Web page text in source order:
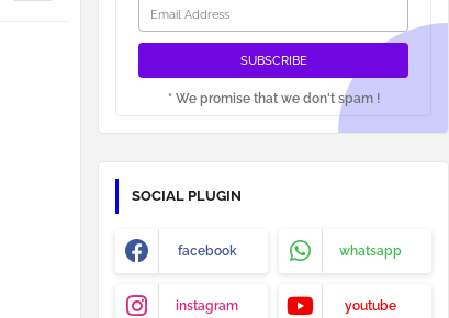
* We promise that we don't spam !
SOCIAL PLUGIN
facebook whatsapp
instagram youtube